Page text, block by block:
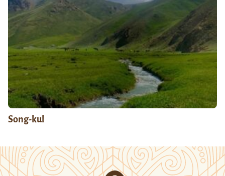
Song-kul